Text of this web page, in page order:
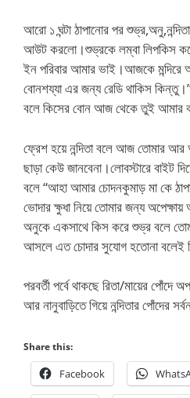
আরো ১ ঘন্টা ঠাপানোর পর
আউট করলো।শুভ্রকে লম্বা লিপকিস
ইন পরিবার আমার ভাই।আজকে মন্দিরে
বোনশয্যা এর জন্য রেডি থাকিস
বলে কিসের বোন আজ থেকে তুই আমার
ফ্রেশ হয়ে নন্দিতা বলে আজ তোমার আর
ছাড়া কেউ জানবেনা।লোবস্টারে বাইট
বলে “আহা আমার চোদনকুমাড় মা কে
ভোদার ক্ষুধা নিয়ে তোমার জন্য
অনুকে একসাথে কিস করে শুভ্র বলে
আসলে এত চোদার সুযোগ হতোনা বলেই
পরবর্তী পর্বে থাকছে রিতা/মায়ের পোঁদে
আর নানুবাড়িতে গিয়ে নন্দিতার পোঁদের
Share this:
Facebook